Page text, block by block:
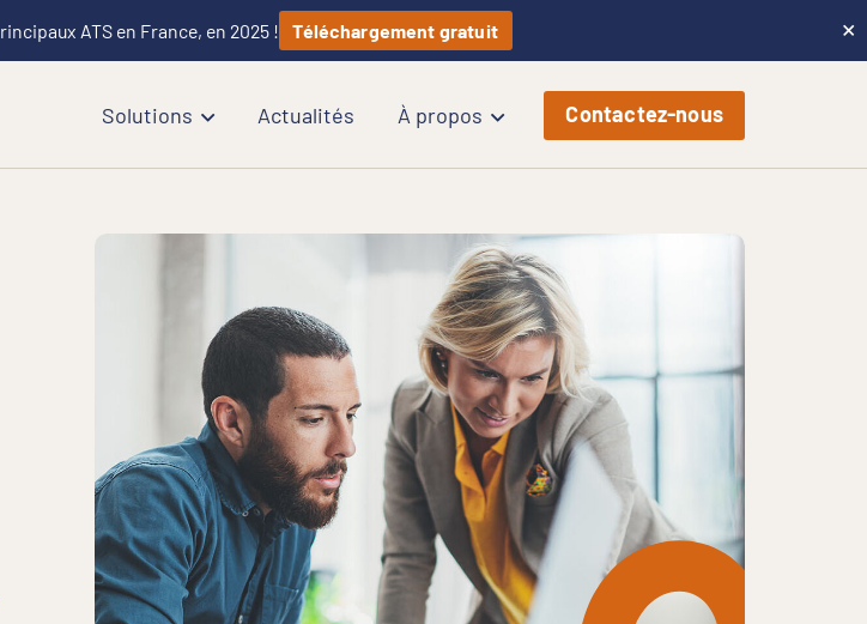
ATS en France, en 2025 ! Téléchargement gratuit ×
Solutions Actualités À propos Contactez-nous